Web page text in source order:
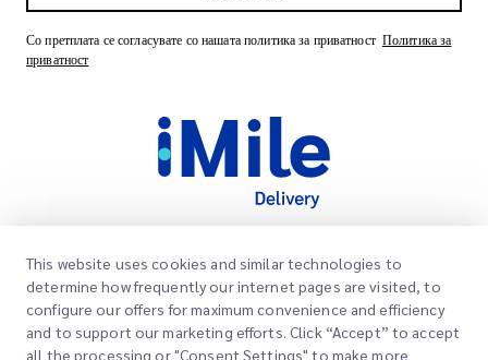
Со претплата се согласувате со нашата политика за приватност Политика за
приватност
Брзи линкови
Локации на канцеларии
Корпоративно
Наши услуги
This website uses cookies and similar technologies to
determine how frequently our internet pages are visited, to
configure our offers for maximum convenience and efficiency
and to support our marketing efforts. Click “Accept” to accept
all the processing or "Consent Settings" to make more